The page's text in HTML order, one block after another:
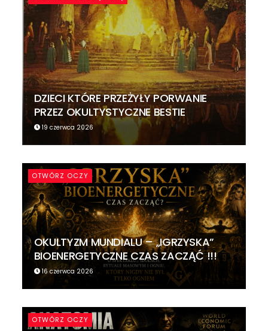
DZIECI KTÓRE PRZEŻYŁY PORWANIE
PRZEZ OKULTYSTYCZNE BESTIE
19 czerwca 2026
OTWÓRZ OCZY
OKULTYZM MUNDIALU – „IGRZYSKA”
BIOENERGETYCZNE CZAS ZACZĄĆ !!!
16 czerwca 2026
OTWÓRZ OCZY